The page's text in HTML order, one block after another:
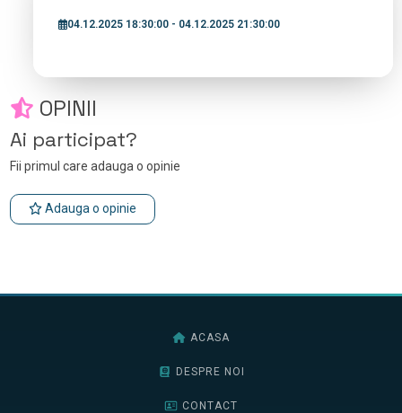
04.12.2025 18:30:00 - 04.12.2025 21:30:00
OPINII
Ai participat?
Fii primul care adauga o opinie
Adauga o opinie
ACASA
DESPRE NOI
CONTACT